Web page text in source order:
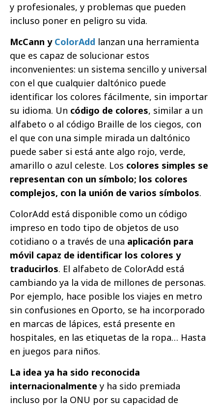
y profesionales, y problemas que pueden
incluso poner en peligro su vida.
McCann y ColorAdd lanzan una herramienta
que es capaz de solucionar estos
inconvenientes: un sistema sencillo y universal
con el que cualquier daltónico puede
identificar los colores fácilmente, sin importar
su idioma. Un código de colores, similar a un
alfabeto o al código Braille de los ciegos, con
el que con una simple mirada un daltónico
puede saber si está ante algo rojo, verde,
amarillo o azul celeste. Los colores simples se
representan con un símbolo; los colores
complejos, con la unión de varios símbolos.
ColorAdd está disponible como un código
impreso en todo tipo de objetos de uso
cotidiano o a través de una aplicación para
móvil capaz de identificar los colores y
traducirlos. El alfabeto de ColorAdd está
cambiando ya la vida de millones de personas.
Por ejemplo, hace posible los viajes en metro
sin confusiones en Oporto, se ha incorporado
en marcas de lápices, está presente en
hospitales, en las etiquetas de la ropa… Hasta
en juegos para niños.
La idea ya ha sido reconocida
internacionalmente y ha sido premiada
incluso por la ONU por su capacidad de